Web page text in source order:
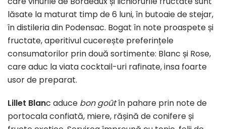
lăsate la maturat timp de 6 luni, în butoaie de stejar,
în distileria din Podensac. Bogat în note proaspete și
fructate, aperitivul cucerește preferințele
consumatorilor prin două sortimente: Blanc și Rose,
care aduc la viata cocktail-uri rafinate, insa foarte
usor de preparat.
Lillet Blanc aduce bon goûtîn pahare prin note de
portocala confiată, miere, rășină de conifere și